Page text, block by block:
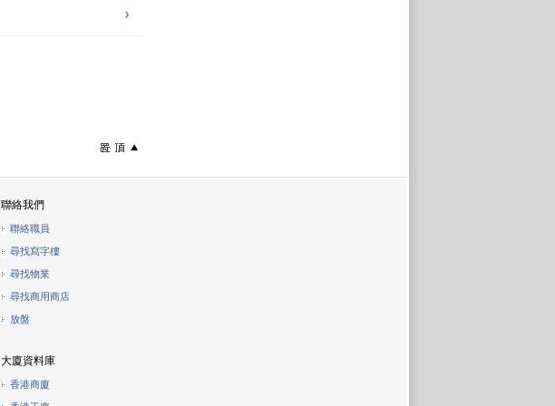
聯絡我們
聯絡職員
尋找寫字樓
尋找物業
尋找商用商店
放盤
大廈資料庫
香港商廈